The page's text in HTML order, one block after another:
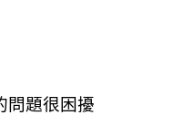
問題很困擾